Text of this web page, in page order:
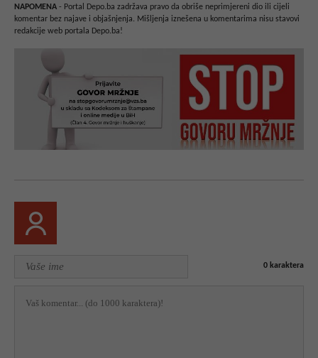
NAPOMENA - Portal Depo.ba zadržava pravo da obriše neprimjereni dio ili cijeli
komentar bez najave i objašnjenja. Mišljenja iznešena u komentarima nisu stavovi
redakcije web portala Depo.ba!
0 karaktera